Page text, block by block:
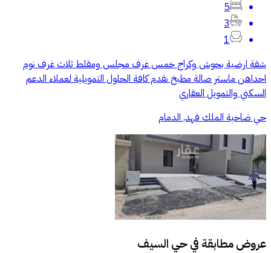
5
3
1
شقة ارضية بحوش وكراج خمس غرف مجلس ومقلط ثلاث غرف نوم
احداهن ماستر صالة مطبخ نقدم كافة الحلول التمويلية لعملاء الدعم
السكني والتمويل العقاري
حي ضاحية الملك فهد, الدمام
عروض مطابقة فيحي السيف